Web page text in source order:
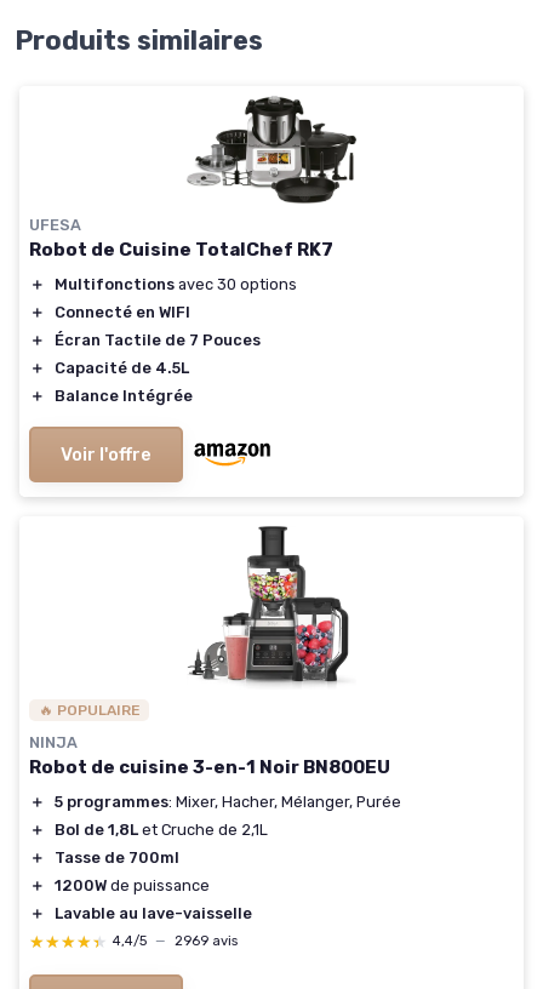
Produits similaires
UFESA
Robot de Cuisine TotalChef RK7
＋ Multifonctions avec 30 options
＋
Connecté en WIFI
＋
Écran Tactile de 7 Pouces
＋
Capacité de 4.5L
＋
Balance Intégrée
Voir l'offre
🔥 POPULAIRE
NINJA
Robot de cuisine 3-en-1 Noir BN800EU
＋ 5 programmes: Mixer, Hacher, Mélanger, Purée
＋
Bol de 1,8L et Cruche de 2,1L
＋
Tasse de 700ml
＋
1200W de puissance
＋
Lavable au lave-vaisselle
★★★★★
★★★★★ 4,4/5 — 2969 avis